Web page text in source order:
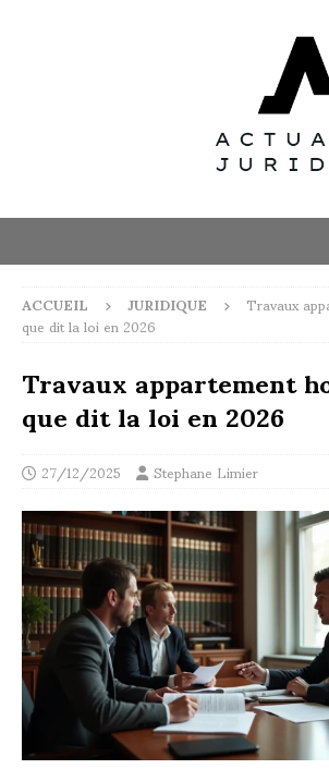
ACCUEIL JURIDIQUE Travaux
que dit la loi en 2026
Travaux appartement
que dit la loi en 2026
27/12/2025 Stephane Limier